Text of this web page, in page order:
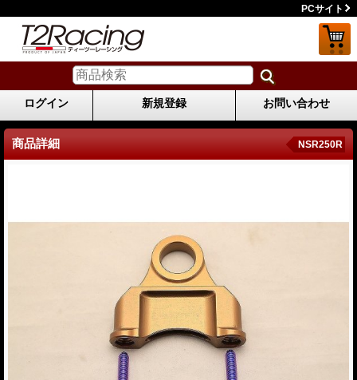
PCサイト
ログイン 新規登録 お問い合わせ
商品詳細 NSR250R